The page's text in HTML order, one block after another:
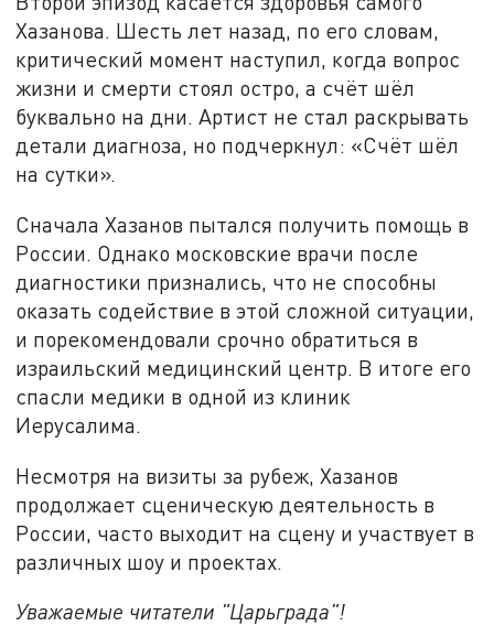
Хазанова. Шесть лет назад, по его словам,
критический момент наступил, когда вопрос
жизни и смерти стоял остро, а счёт шёл
буквально на дни. Артист не стал раскрывать
детали диагноза, но подчеркнул: «Счёт шёл
на сутки».
Сначала Хазанов пытался получить помощь в
России. Однако московские врачи после
диагностики признались, что не способны
оказать содействие в этой сложной ситуации,
и порекомендовали срочно обратиться в
израильский медицинский центр. В итоге его
спасли медики в одной из клиник
Иерусалима.
Несмотря на визиты за рубеж, Хазанов
продолжает сценическую деятельность в
России, часто выходит на сцену и участвует в
различных шоу и проектах.
Уважаемые читатели "Царьграда"!